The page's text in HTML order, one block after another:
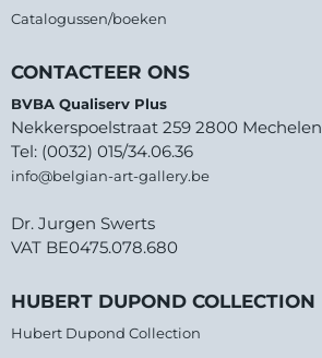
Catalogussen/boeken
CONTACTEER ONS
BVBA Qualiserv Plus
Nekkerspoelstraat 259 2800 Mechelen
Tel: (0032) 015/34.06.36
info@belgian-art-gallery.be
Dr. Jurgen Swerts
VAT BE0475.078.680
HUBERT DUPOND COLLECTION
Hubert Dupond Collection